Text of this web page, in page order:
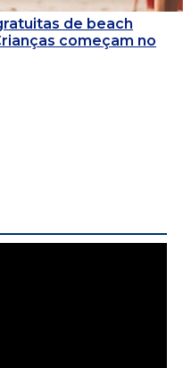
de beach
começam no